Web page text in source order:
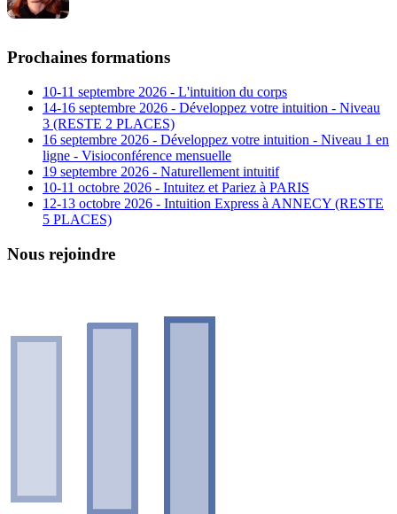
Prochaines formations
10-11 septembre 2026 - L'intuition du corps
14-16 septembre 2026 - Développez votre intuition - Niveau
3 (RESTE 2 PLACES)
16 septembre 2026 - Développez votre intuition - Niveau 1 en
ligne - Visioconférence mensuelle
19 septembre 2026 - Naturellement intuitif
10-11 octobre 2026 - Intuitez et Pariez à PARIS
12-13 octobre 2026 - Intuition Express à ANNECY (RESTE
5 PLACES)
Nous rejoindre